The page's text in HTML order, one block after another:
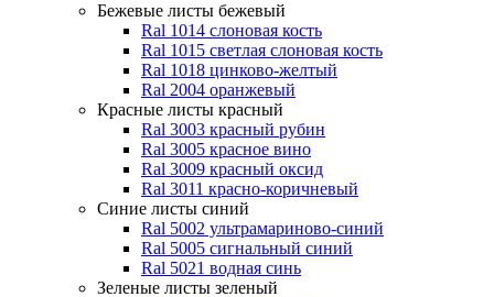
Бежевые листы бежевый
Ral 1014 слоновая кость
Ral 1015 светлая слоновая кость
Ral 1018 цинково-желтый
Ral 2004 оранжевый
Красные листы красный
Ral 3003 красный рубин
Ral 3005 красное вино
Ral 3009 красный оксид
Ral 3011 красно-коричневый
Синие листы синий
Ral 5002 ультрамариново-синий
Ral 5005 сигнальный синий
Ral 5021 водная синь
Зеленые листы зеленый